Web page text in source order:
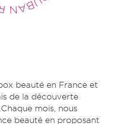
beauté en France et
de la découverte
mois, nous
beauté en proposant